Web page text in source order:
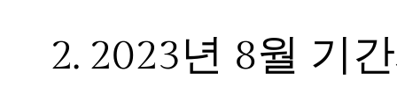
2. 2023년 8월 기